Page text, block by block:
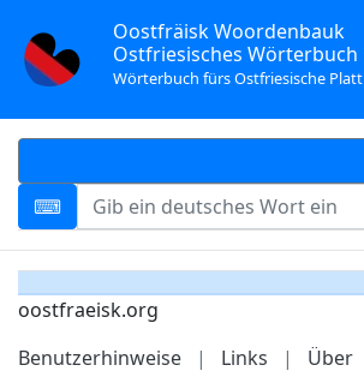
Oostfräisk Woordenbauk
Ostfriesisches Wörterbuch
Wörterbuch fürs Ostfriesische Platt
oostfraeisk.org
Benutzerhinweise
| Links | Über